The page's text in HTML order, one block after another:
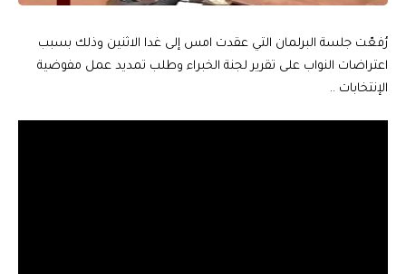
رُفعّت جلسة البرلمان التي عقدت امس إلى غدا الاثنين وذلك بسبب
اعتراضات النواب على تقرير لجنة الخبراء وطلب تمديد عمل مفوضية
الإنتخابات ..